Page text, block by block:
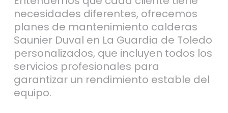
necesidades diferentes, ofrecemos
planes de mantenimiento calderas
Saunier Duval en La Guardia de Toledo
personalizados, que incluyen todos los
servicios profesionales para
garantizar un rendimiento estable del
equipo.